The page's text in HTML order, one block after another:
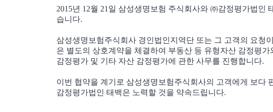
2015년 12월 21일 삼성생명보험 주식회사와 ㈜감정평가법인
습니다.
삼성생명보험주식회사 경인법인지역단 또는 그 고객의 요청
은 별도의 상호계약을 체결하여 부동산 등 유형자산 감정평
감정평가 및 기타 자산 감정평가에 관한 사무를 진행합니다.
이번 협약을 계기로 삼성생명보험주식회사의 고객에게 보다
감정평가법인 태백은 노력할 것을 약속드립니다.